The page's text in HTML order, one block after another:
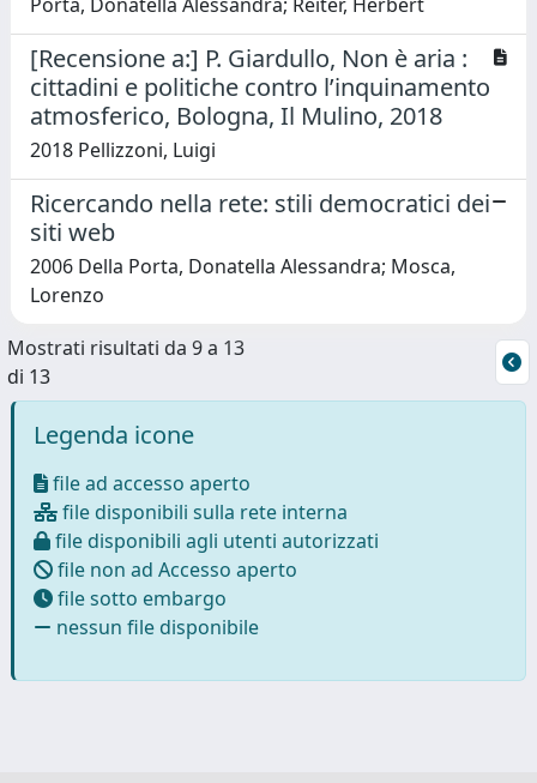
[Recensione a:] P. Giardullo, Non è aria :
cittadini e politiche contro l’inquinamento
atmosferico, Bologna, Il Mulino, 2018
2018 Pellizzoni, Luigi
Ricercando nella rete: stili democratici dei
siti web
2006 Della Porta, Donatella Alessandra; Mosca,
Lorenzo
Mostrati risultati da 9 a 13
di 13
Legenda icone
file ad accesso aperto
file disponibili sulla rete interna
file disponibili agli utenti autorizzati
file non ad Accesso aperto
file sotto embargo
nessun file disponibile